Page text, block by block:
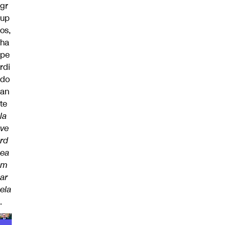
gr
up
os,
ha
pe
rdi
do
an
te
la
ve
rd
ea
m
ar
ela
.